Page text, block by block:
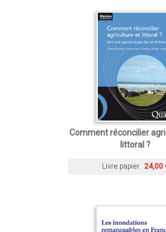
Comment réconcilier
littoral ?
Livre papier 24,00